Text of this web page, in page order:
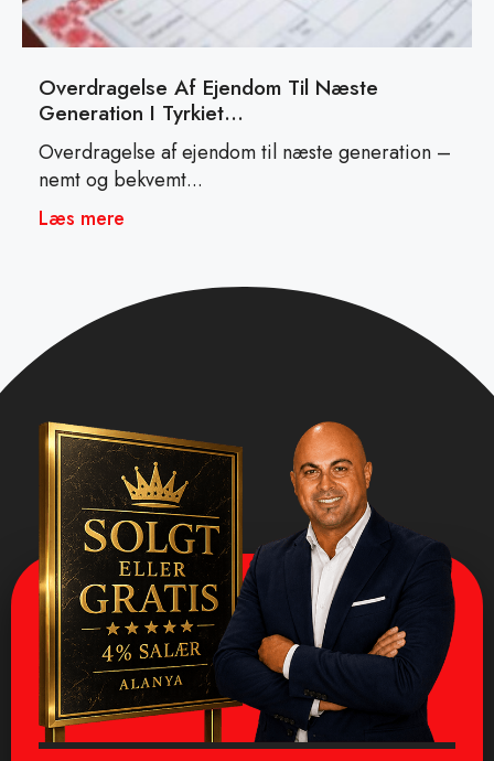
Overdragelse Af Ejendom Til Næste
Generation I Tyrkiet…
Overdragelse af ejendom til næste generation –
nemt og bekvemt...
Læs mere